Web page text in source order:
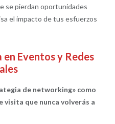
se pierdan oportunidades
el impacto de tus esfuerzos
Eventos y Redes
de networking» como
que nunca volverás a